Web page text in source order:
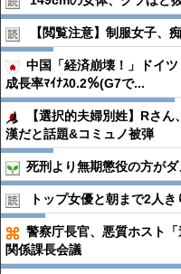
【閲覧注意】制服女子、
中国「経済崩壊！」ドイ
成長率ﾏｲﾅｽ0.2％(G7で...
【選択的夫婦別姓】Rさ
漢だと話題&コミュノ被弾
死刑より無期懲役の方が
トップ女優と朝まで2人
警察庁長官、悪質ホスト
関係課長会議